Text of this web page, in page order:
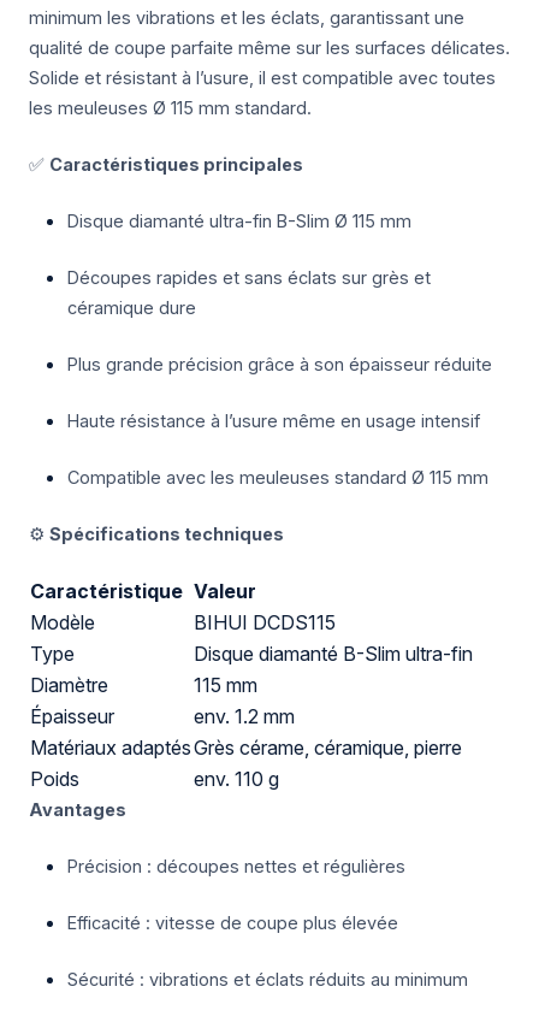
minimum les vibrations et les éclats, garantissant une
qualité de coupe parfaite même sur les surfaces délicates.
Solide et résistant à l’usure, il est compatible avec toutes
les meuleuses Ø 115 mm standard.
✅ Caractéristiques principales
Disque diamanté ultra-fin B-Slim Ø 115 mm
Découpes rapides et sans éclats sur grès et
céramique dure
Plus grande précision grâce à son épaisseur réduite
Haute résistance à l’usure même en usage intensif
Compatible avec les meuleuses standard Ø 115 mm
⚙️ Spécifications techniques
Caractéristique Valeur
Modèle
BIHUI DCDS115
Type
Disque diamanté B-Slim ultra-fin
Diamètre
115 mm
Épaisseur
env. 1.2 mm
Matériaux adaptésGrès cérame, céramique, pierre
Poids
env. 110 g
Avantages
Précision : découpes nettes et régulières
Efficacité : vitesse de coupe plus élevée
Sécurité : vibrations et éclats réduits au minimum